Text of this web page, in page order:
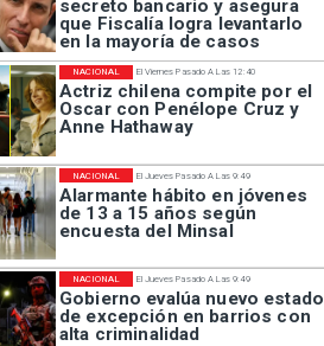
secreto bancario y asegura
que Fiscalía logra levantarlo
en la mayoría de casos
El Viernes Pasado A Las 12:40
Actriz chilena compite por el
Oscar con Penélope Cruz y
Anne Hathaway
NACIONAL
El Jueves Pasado A Las 9:49
Alarmante hábito en jóvenes
de 13 a 15 años según
encuesta del Minsal
NACIONAL
El Jueves Pasado A Las 9:49
Gobierno evalúa nuevo estado
de excepción en barrios con
alta criminalidad
NACIONAL